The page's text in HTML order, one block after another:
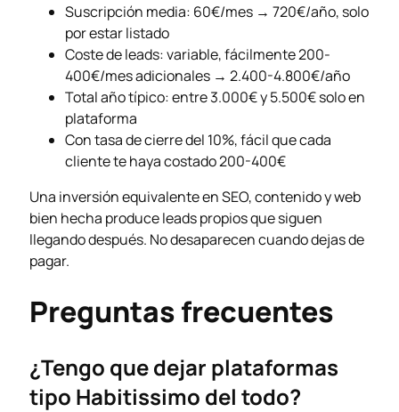
Suscripción media: 60€/mes → 720€/año, solo
por estar listado
Coste de leads: variable, fácilmente 200-
400€/mes adicionales → 2.400-4.800€/año
Total año típico: entre 3.000€ y 5.500€ solo en
plataforma
Con tasa de cierre del 10%, fácil que cada
cliente te haya costado 200-400€
Una inversión equivalente en SEO, contenido y web
bien hecha produce leads propios que siguen
llegando después. No desaparecen cuando dejas de
pagar.
Preguntas frecuentes
¿Tengo que dejar plataformas
tipo Habitissimo del todo?